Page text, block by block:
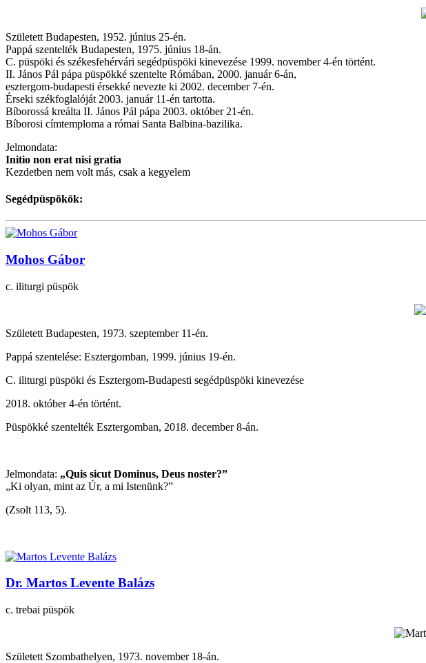
Született Budapesten, 1952. június 25-én.
Pappá szentelték Budapesten, 1975. június 18-án.
C. püspöki és székesfehérvári segédpüspöki kinevezése 1999. november 4-én történt.
II. János Pál pápa püspökké szentelte Rómában, 2000. január 6-án,
esztergom-budapesti érsekké nevezte ki 2002. december 7-én.
Érseki székfoglalóját 2003. január 11-én tartotta.
Bíborossá kreálta II. János Pál pápa 2003. október 21-én.
Bíborosi címtemploma a római Santa Balbina-bazilika.
Jelmondata:
Initio non erat nisi gratia
Kezdetben nem volt más, csak a kegyelem
Segédpüspökök:
Mohos Gábor
c. iliturgi püspök
Született Budapesten, 1973. szeptember 11-én.
Pappá szentelése: Esztergomban, 1999. június 19-én.
C. iliturgi püspöki és Esztergom-Budapesti segédpüspöki kinevezése
2018. október 4-én történt.
Püspökké szentelték Esztergomban, 2018. december 8-án.
Jelmondata: „Quis sicut Dominus, Deus noster?”
„Ki olyan, mint az Úr, a mi Istenünk?”
(Zsolt 113, 5).
Dr. Martos Levente Balázs
c. trebai püspök
Született Szombathelyen, 1973. november 18-án.